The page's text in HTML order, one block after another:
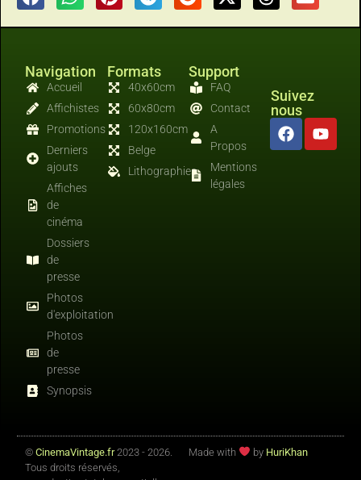
Navigation
Accueil
Affichistes
Promotions
Derniers
ajouts
Affiches
de
cinéma
Dossiers
de
presse
Photos
d'exploitation
Photos
de
presse
Synopsis
Formats
40x60cm
60x80cm
120x160cm
Belge
Lithographies
Support
FAQ
Contact
A
Propos
Mentions
légales
Suivez
nous
© CinemaVintage.fr2023 - 2026.
Tous droits réservés,
Made with by HuriKhan